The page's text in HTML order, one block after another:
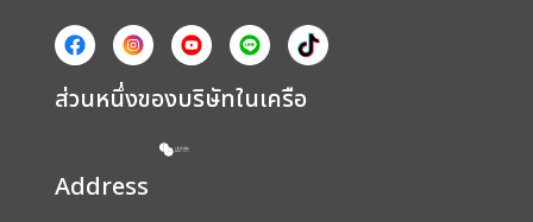
ส่วนหนึ่งของบริษัทในเครือ
Address